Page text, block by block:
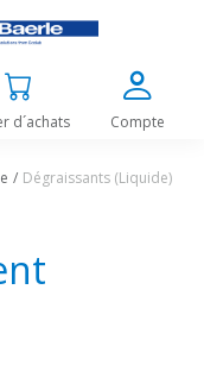
d´achats Compte
Dégraissants (Liquide)